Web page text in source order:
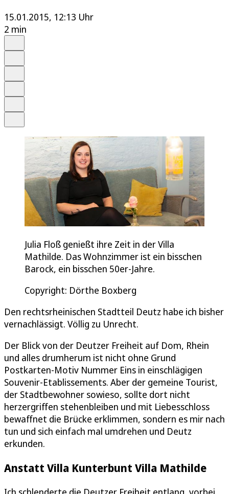
15.01.2015, 12:13 Uhr
2 min
Julia Floß genießt ihre Zeit in der Villa
Mathilde. Das Wohnzimmer ist ein bisschen
Barock, ein bisschen 50er-Jahre.
Copyright: Dörthe Boxberg
Den rechtsrheinischen Stadtteil Deutz habe ich bisher
vernachlässigt. Völlig zu Unrecht.
Der Blick von der Deutzer Freiheit auf Dom, Rhein
und alles drumherum ist nicht ohne Grund
Postkarten-Motiv Nummer Eins in einschlägigen
Souvenir-Etablissements. Aber der gemeine Tourist,
der Stadtbewohner sowieso, sollte dort nicht
herzergriffen stehenbleiben und mit Liebesschloss
bewaffnet die Brücke erklimmen, sondern es mir nach
tun und sich einfach mal umdrehen und Deutz
erkunden.
Anstatt Villa Kunterbunt Villa Mathilde